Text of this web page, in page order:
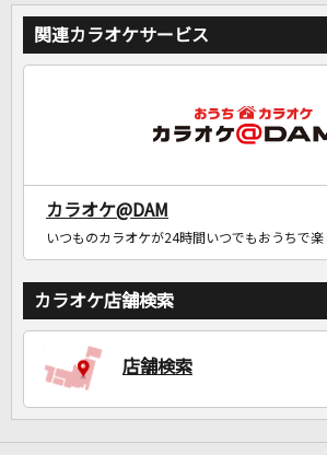
関連カラオケサービス
カラオケ@DAM
いつものカラオケが24時間いつでもおうちで楽
カラオケ店舗検索
店舗検索